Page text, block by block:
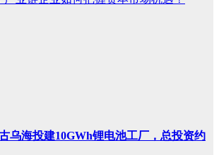
乌海投建10GWh锂电池工厂，总投资约